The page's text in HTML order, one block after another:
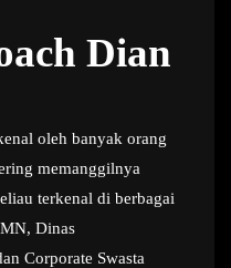
Dian
oleh banyak orang
memanggilnya
terkenal di berbagai
Dinas
Corporate Swasta